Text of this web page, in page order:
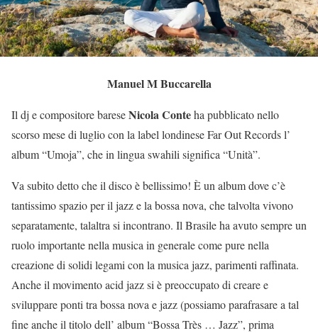
Manuel M Buccarella
Il dj e compositore bareseNicola Conteha pubblicato nello
scorso mese di luglio con la label londinese Far Out Records l’
album “Umoja”, che in lingua swahili significa “Unità”.
Va subito detto che il disco è bellissimo! È un album dove c’è
tantissimo spazio per il jazz e la bossa nova, che talvolta vivono
separatamente, talaltra si incontrano. Il Brasile ha avuto sempre un
ruolo importante nella musica in generale come pure nella
creazione di solidi legami con la musica jazz, parimenti raffinata.
Anche il movimento acid jazz si è preoccupato di creare e
sviluppare ponti tra bossa nova e jazz (possiamo parafrasare a tal
fine anche il titolo dell’ album “Bossa Très … Jazz”, prima